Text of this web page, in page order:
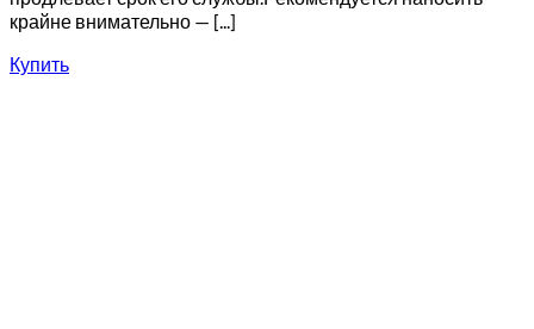
крайне внимательно — [...]
Купить